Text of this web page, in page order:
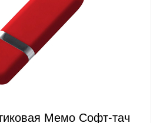
Мемо Софт-тач